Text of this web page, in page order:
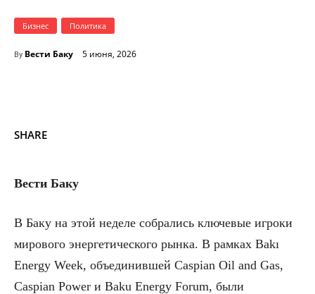
Бизнес Политика
By Вести Баку 5 июня, 2026
SHARE
Вести Баку
В Баку на этой неделе собрались ключевые игроки
мирового энергетического рынка. В рамках Bakı
Energy Week, объединившей Caspian Oil and Gas,
Caspian Power и Baku Energy Forum, были